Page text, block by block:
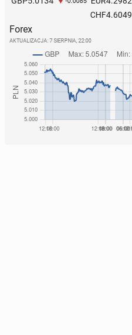
CHF4.6049
Forex
AKTUALIZACJA: 7 SIERPNIA, 22:00